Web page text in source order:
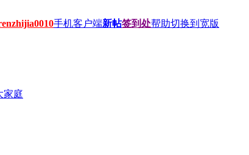
手机客户端新帖签到处帮助切换到宽版
家庭